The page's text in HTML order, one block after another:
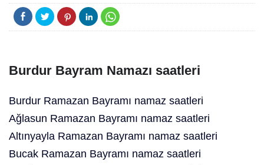
Burdur Bayram Namazı saatleri
Burdur Ramazan Bayramı namaz saatleri
Ağlasun Ramazan Bayramı namaz saatleri
Altınyayla Ramazan Bayramı namaz saatleri
Bucak Ramazan Bayramı namaz saatleri